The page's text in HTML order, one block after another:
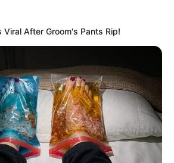
Viral After Groom's Pants Rip!